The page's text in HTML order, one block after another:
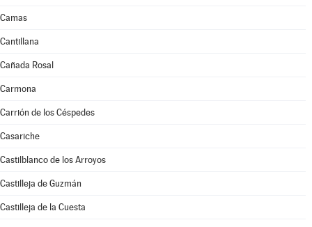
Camas
Cantillana
Cañada Rosal
Carmona
Carrión de los Céspedes
Casariche
Castilblanco de los Arroyos
Castilleja de Guzmán
Castilleja de la Cuesta